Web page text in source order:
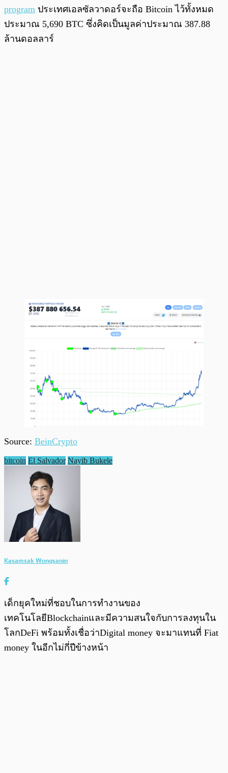
program ประเทศเอลซัลวาดอร์จะถือ Bitcoin ไว้ทั้งหมด
ประมาณ 5,690 BTC ซึ่งคิดเป็นมูลค่าประมาณ 387.88
ล้านดอลลาร์
Source: BeinCrypto
bitcoin El Salvador Nayib Bukele
Kasamsak Wongsanin
เด็กยุคใหม่ที่ชอบในการทำงานของ
เทคโนโลยีBlockchainและมีความสนใจกับการลงทุนใน
โลกDeFi พร้อมทั้งเชื่อว่าDigital money จะมาแทนที่ Fiat
money ในอีกไม่กี่ปีข้างหน้า